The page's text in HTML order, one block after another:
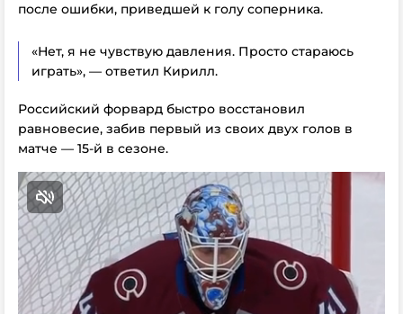
после ошибки, приведшей к голу соперника.
«Нет, я не чувствую давления. Просто стараюсь
играть», — ответил Кирилл.
Российский форвард быстро восстановил
равновесие, забив первый из своих двух голов в
матче — 15-й в сезоне.